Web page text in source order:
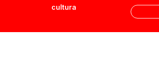
cultura